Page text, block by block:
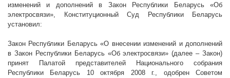
изменений и дополнений в Закон Республики Беларусь «Об
электросвязи», Конституционный Суд Республики Беларусь
установил:
Закон Республики Беларусь «О внесении изменений и дополнений
в Закон Республики Беларусь «Об электросвязи» (далее – Закон)
принят Палатой представителей Национального собрания
Республики Беларусь 10 октября 2008 г., одобрен Советом